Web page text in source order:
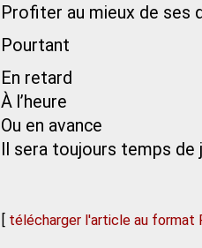
Profiter au mieux de ses
Pourtant
En retard
À l’heure
Ou en avance
Il sera toujours temps
[ télécharger l'article au format